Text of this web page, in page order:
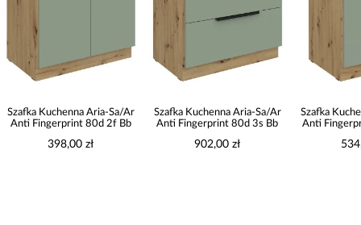
Szafka Kuchenna Aria-Sa/Ar
Anti Fingerprint 80d 2f Bb
398,00 zł
Szafka Kuchenna Aria-Sa/Ar
Anti Fingerprint 80d 3s Bb
902,00 zł
Szafka
Anti